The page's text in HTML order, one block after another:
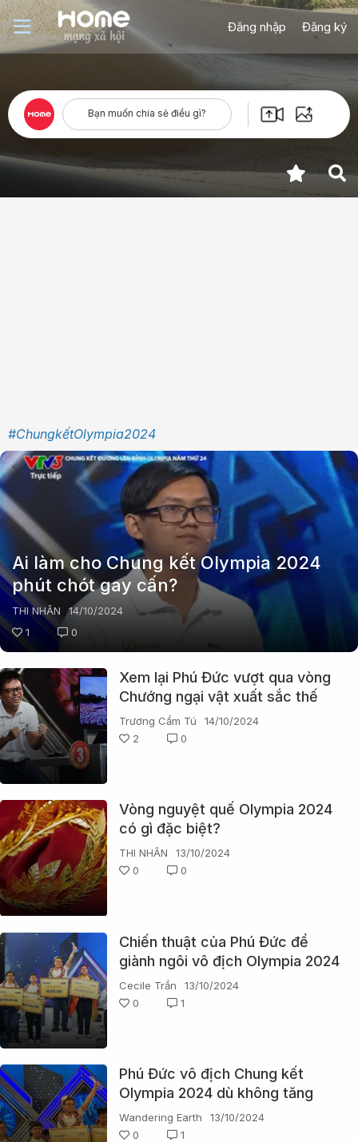
Đăng nhập Đăng ký
Bạn muốn chia sẻ điều gì?
#ChungkếtOlympia2024
Ai làm cho Chung kết Olympia 2024
phút chót gay cấn?
THI NHÂN
14/10/2024
1
0
Xem lại Phú Đức vượt qua vòng
Chướng ngại vật xuất sắc thế
nào
Trương Cẩm Tú
14/10/2024
2
0
Vòng nguyệt quế Olympia 2024
có gì đặc biệt?
THI NHÂN
13/10/2024
0
0
Chiến thuật của Phú Đức để
giành ngôi vô địch Olympia 2024
có đáng bị chỉ trích?
Cecile Trần
13/10/2024
0
1
Phú Đức vô địch Chung kết
Olympia 2024 dù không tăng
được điểm nào ở vòng Về đích
và hơn Á quân chỉ 5 điểm
Wandering Earth
13/10/2024
0
1